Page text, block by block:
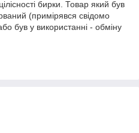
бирки. Товар який був
(примірявся свідомо
був у використанні - обміну